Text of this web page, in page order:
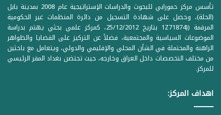
تأسس مركز حمورابي للبحوث والدراسات الإستراتيجية عام 2008 بمدينة بابل
(الحلة)، وحصل على شهادة التسجيل من دائرة المنظمات غير الحكومية
المرقمة ((1Z71874 بتاريخ 25/12/2012، كمركز علمي بحثي يهتم بدراسة
الموضوعات السياسية والمجتمعية، فضلاً عن التركيز على القضايا والظواهر
الراهنة والمحتملة في الشأن المحلي والإقليمي والدولي، ويتعامل مع باحثين
من مختلف التخصصات داخل العراق وخارجه، حيث تحتضن بغداد المقر الرئيسي
للمركز.
اهداف المركز: